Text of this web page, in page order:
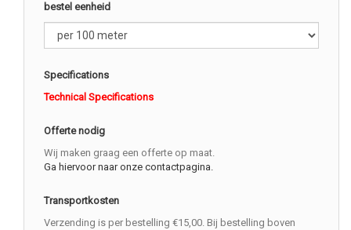
bestel eenheid
Specifications
Technical Specifications
Offerte nodig
Wij maken graag een offerte op maat.
Ga hiervoor naar onze contactpagina.
Transportkosten
Verzending is per bestelling €15,00. Bij bestelling boven